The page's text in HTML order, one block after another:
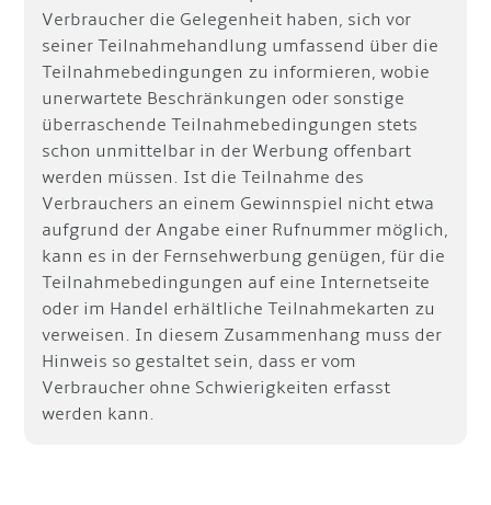
Verbraucher die Gelegenheit haben, sich vor
seiner Teilnahmehandlung umfassend über die
Teilnahmebedingungen zu informieren, wobie
unerwartete Beschränkungen oder sonstige
überraschende Teilnahmebedingungen stets
schon unmittelbar in der Werbung offenbart
werden müssen. Ist die Teilnahme des
Verbrauchers an einem Gewinnspiel nicht etwa
aufgrund der Angabe einer Rufnummer möglich,
kann es in der Fernsehwerbung genügen, für die
Teilnahmebedingungen auf eine Internetseite
oder im Handel erhältliche Teilnahmekarten zu
verweisen. In diesem Zusammenhang muss der
Hinweis so gestaltet sein, dass er vom
Verbraucher ohne Schwierigkeiten erfasst
werden kann.